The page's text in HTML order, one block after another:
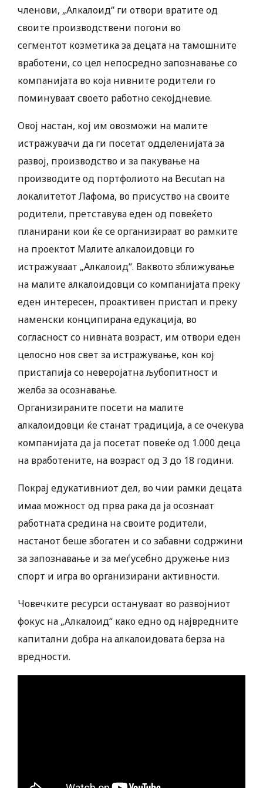
членови, „Алкалоид“ ги отвори вратите од
своите производствени погони во
сегментот козметика за децата на тамошните
вработени, со цел непосредно запознавање со
компанијата во која нивните родители го
поминуваат своето работно секојдневие.
Овој настан, кој им овозможи на малите
истражувачи да ги посетат одделенијата за
развој, производство и за пакување на
производите од портфолиото на Becutan на
локалитетот Лафома, во присуство на своите
родители, претставува еден од повеќето
планирани кои ќе се организираат во рамките
на проектот Малите алкалоидовци го
истражуваат „Алкалоид“. Ваквото зближување
на малите алкалоидовци со компанијата преку
еден интересен, проактивен пристап и преку
наменски конципирана едукација, во
согласност со нивната возраст, им отвори еден
целосно нов свет за истражување, кон кој
пристапија со неверојатна љубопитност и
желба за осознавање.
Организираните посети на малите
алкалоидовци ќе станат традиција, а се очекува
компанијата да ја посетат повеќе од 1.000 деца
на вработените, на возраст од 3 до 18 години.
Покрај едукативниот дел, во чии рамки децата
имаа можност од прва рака да ја осознаат
работната средина на своите родители,
настанот беше збогатен и со забавни содржини
за запознавање и за меѓусебно дружење низ
спорт и игра во организирани активности.
Човечките ресурси остануваат во развојниот
фокус на „Алкалоид“ како едно од највредните
капитални добра на алкалоидовата берза на
вредности.